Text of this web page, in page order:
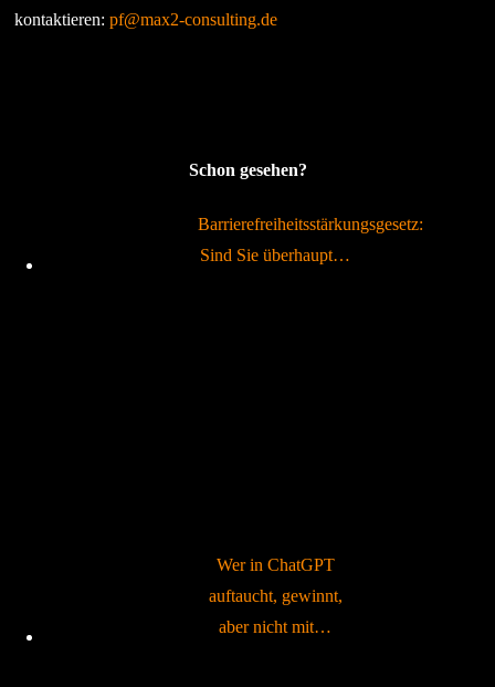
kontaktieren:pf@max2-consulting.de
Schon gesehen?
Barrierefreiheitsstärkungsgesetz:
Sind Sie überhaupt…
Wer in ChatGPT
auftaucht, gewinnt,
aber nicht mit…